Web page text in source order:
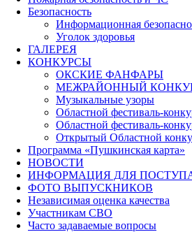
Безопасность
Информационная
Уголок здоровья
ГАЛЕРЕЯ
КОНКУРСЫ
ОКСКИЕ ФАНФАРЫ
МЕЖРАЙОННЫЙ
Музыкальные узоры
Областной фестиваль-
Областной фестиваль-
Открытый Областной
Программа «Пушкинская карта»
НОВОСТИ
ИНФОРМАЦИЯ ДЛЯ
ФОТО ВЫПУСКНИКОВ
Независимая оценка качества
Участникам СВО
Часто задаваемые вопросы